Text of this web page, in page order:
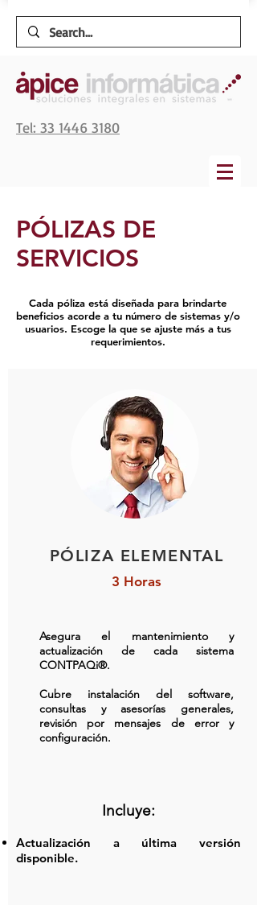
Tel: 33 1446 3180
PÓLIZAS DE
SERVICIOS
Cada póliza está diseñada para brindarte
beneficios acorde a tu número de sistemas y/o
usuarios. Escoge la que se ajuste más a tus
requerimientos.
PÓLIZA ELEMENTAL
3 Horas
Asegura el mantenimiento y
actualización de cada sistema
CONTPAQi®.
Cubre instalación del software,
consultas y asesorías generales,
revisión por mensajes de error y
configuración.
Incluye:
Actualización a última versión
disponible.